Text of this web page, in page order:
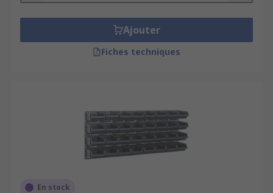
Ajouter
Fiches techniques
En stock